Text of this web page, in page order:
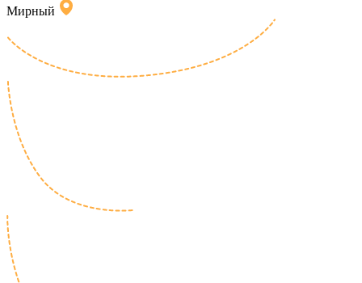
Мирный